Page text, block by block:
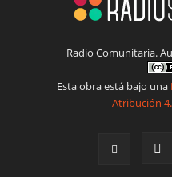
Radio Comunitaria.
Esta obra está bajo una
Atribución